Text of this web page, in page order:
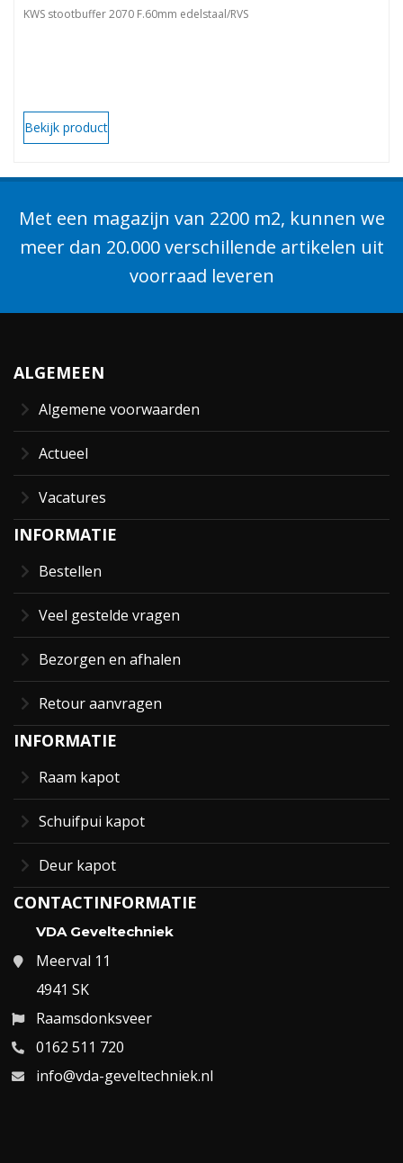
KWS stootbuffer 2070 F.60mm edelstaal/RVS
Bekijk product
Met een magazijn van 2200 m2, kunnen we
meer dan 20.000 verschillende artikelen uit
voorraad leveren
ALGEMEEN
Algemene voorwaarden
Actueel
Vacatures
INFORMATIE
Bestellen
Veel gestelde vragen
Bezorgen en afhalen
Retour aanvragen
INFORMATIE
Raam kapot
Schuifpui kapot
Deur kapot
CONTACTINFORMATIE
VDA Geveltechniek
Meerval 11
4941 SK
Raamsdonksveer
0162 511 720
info@vda-geveltechniek.nl